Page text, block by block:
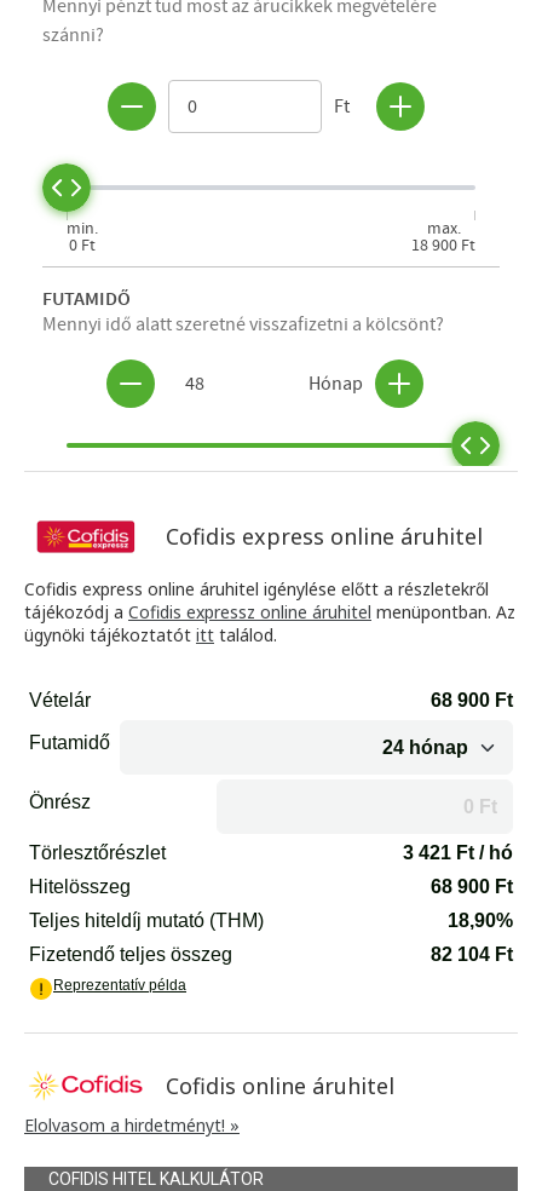
Cofidis express online áruhitel
Cofidis express online áruhitel igénylése előtt a részletekről
tájékozódj a Cofidis expressz online áruhitel menüpontban. Az
ügynöki tájékoztatót itt találod.
Cofidis online áruhitel
Elolvasom a hirdetményt! »